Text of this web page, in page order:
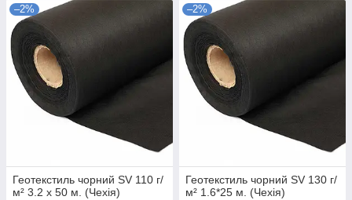
–2%
Геотекстиль чорний SV 110 г/
м² 3.2 x 50 м. (Чехія)
–2%
Геотекстиль чорний SV 130 г/
м² 1.6*25 м. (Чехія)